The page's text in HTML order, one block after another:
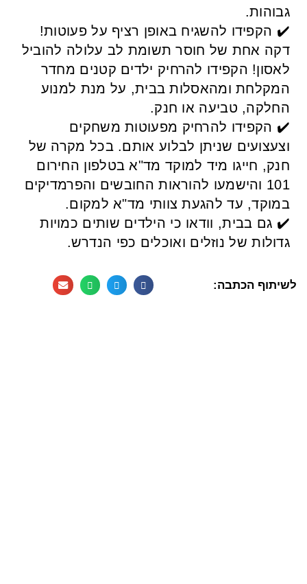
גבוהות.
✔️ הקפידו להשגיח באופן רציף על פעוטות!
דקה אחת של חוסר תשומת לב עלולה להוביל
לאסון! הקפידו להרחיק ילדים קטנים מחדר
המקלחת ומהאסלות בבית, על מנת למנוע
החלקה, טביעה או חנק.
✔️ הקפידו להרחיק מפעוטות משחקים
וצעצועים שניתן לבלוע אותם. בכל מקרה של
חנק, חייגו מיד למוקד מד"א בטלפון החירום
101 והישמעו להוראות החובשים והפרמדיקים
במוקד, עד להגעת צוותי מד"א למקום.
✔️ גם בבית, וודאו כי הילדים שותים כמויות
גדולות של נוזלים ואוכלים כפי הנדרש.
לשיתוף הכתבה: